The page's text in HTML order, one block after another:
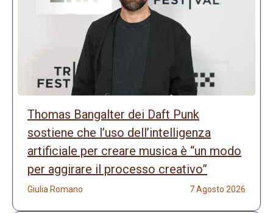
Thomas Bangalter dei Daft Punk
sostiene che l’uso dell’intelligenza
artificiale per creare musica è “un modo
per aggirare il processo creativo”
Giulia Romano 7 Agosto 2026